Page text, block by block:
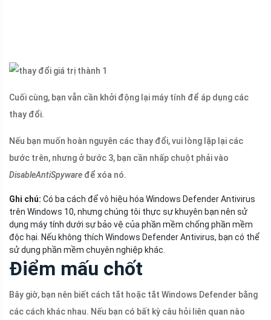
Cuối cùng, bạn vẫn cần khởi động lại máy tính để áp dụng các
thay đổi.
Nếu bạn muốn hoàn nguyên các thay đổi, vui lòng lặp lại các
bước trên, nhưng ở bước 3, bạn cần nhấp chuột phải vào
DisableAntiSpyware để xóa nó.
Ghi chú: Có ba cách để vô hiệu hóa Windows Defender Antivirus
trên Windows 10, nhưng chúng tôi thực sự khuyên bạn nên sử
dụng máy tính dưới sự bảo vệ của phần mềm chống phần mềm
độc hại. Nếu không thích Windows Defender Antivirus, bạn có thể
sử dụng phần mềm chuyên nghiệp khác.
Điểm mấu chốt
Bây giờ, bạn nên biết cách tắt hoặc tắt Windows Defender bằng
các cách khác nhau. Nếu bạn có bất kỳ câu hỏi liên quan nào